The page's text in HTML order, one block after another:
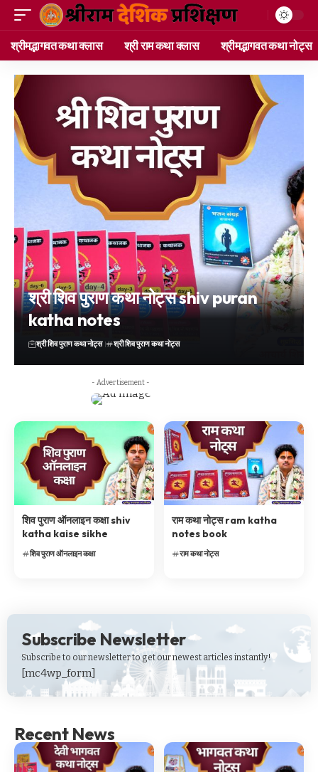
श्रीमद्भागवत कथा क्लास श्री राम कथा क्लास श्रीमद्भागवत कथा नोट्स
श्री शिव पुराण कथा नोट्स shiv puran
katha notes
श्री शिव पुराण कथा नोट्स श्री शिव पुराण कथा नोट्स
- Advertisement -
शिव पुराण ऑनलाइन कक्षा shiv
katha kaise sikhe
शिव पुराण ऑनलाइन कक्षा
राम कथा नोट्स ram katha
notes book
राम कथा नोट्स
Subscribe Newsletter
Subscribe to our newsletter to get our newest articles instantly!
[mc4wp_form]
Recent News